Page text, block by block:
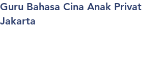
Guru Bahasa Cina Anak Privat
Jakarta